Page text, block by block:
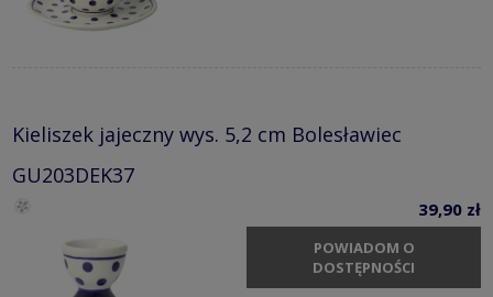
Kieliszek jajeczny wys. 5,2 cm Bolesławiec
GU203DEK37
39,90 zł
POWIADOM O
DOSTĘPNOŚCI